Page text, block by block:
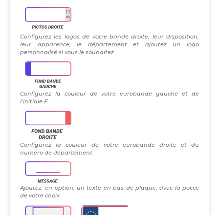
Configurez les logos de votre bande droite, leur disposition,
leur apparence, le département et ajoutez un logo
personnalisé si vous le souhaitez
Configurez la couleur de votre eurobande gauche et de
l’initiale F
Configurez la couleur de votre eurobande droite et du
numéro de département
Ajoutez, en option, un texte en bas de plaque, avec la police
de votre choix